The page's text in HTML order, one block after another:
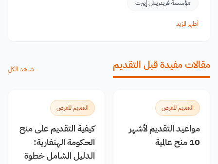
مؤسسة فريدريش إيبرت
أظهر المزيد
مقالات مفيدة قبل التقديم شاهد الكل
التقديم للفرص
مواعيد التقديم لأشهر
10 منح عالمية
التقديم للفرص
كيفية التقديم على منح
الحكومة الهنغارية:
الدليل الشامل خطوة